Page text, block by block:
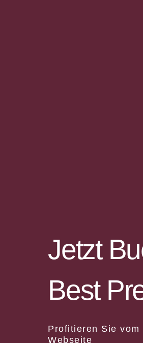
Jetzt
Best
Profitieren Sie
Webseite